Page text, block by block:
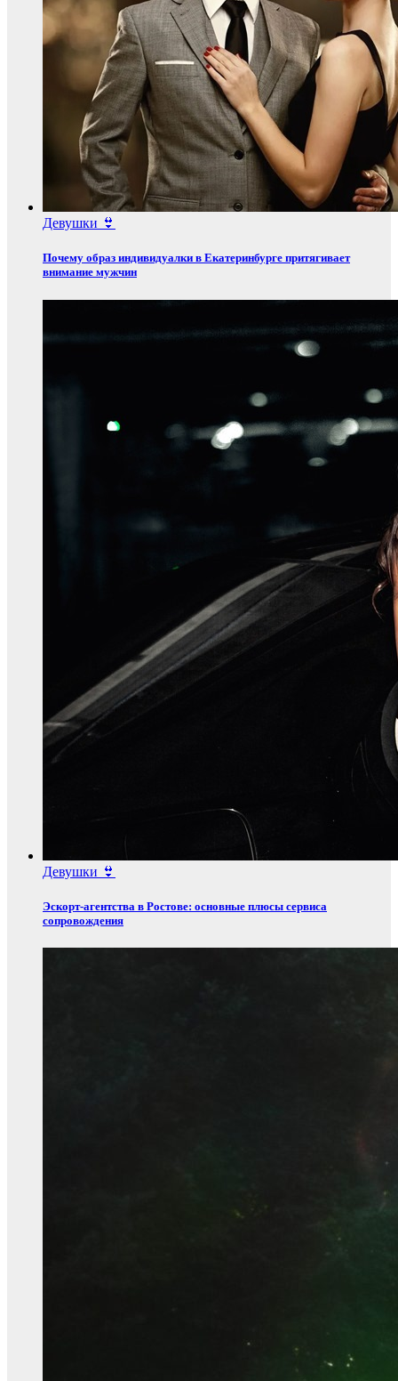
Девушки 👙
Почему образ индивидуалки в Екатеринбурге притягивает
внимание мужчин
Девушки 👙
Эскорт‑агентства в Ростове: основные плюсы сервиса
сопровождения